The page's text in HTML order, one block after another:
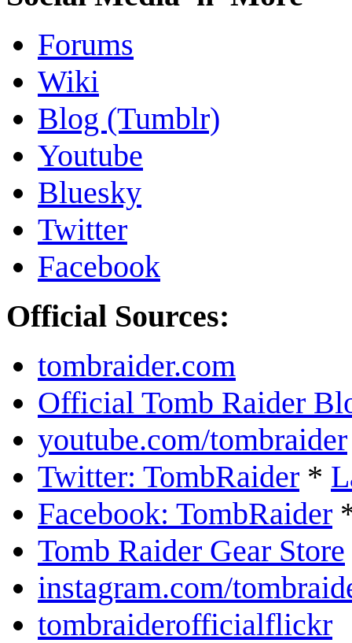
Forums
Wiki
Blog (Tumblr)
Youtube
Bluesky
Twitter
Facebook
Official Sources:
tombraider.com
Official Tomb Raider
youtube.com/tombraider
Twitter: TombRaider *
Facebook: TombRaider
Tomb Raider Gear Store
instagram.com/
tombraiderofficialflickr